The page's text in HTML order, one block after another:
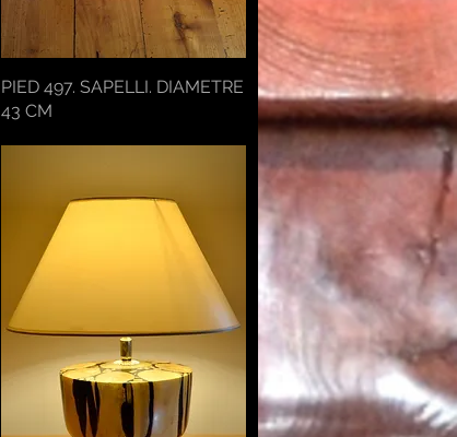
Aperçu rapide
PIED 497. SAPELLI. DIAMETRE
43 CM